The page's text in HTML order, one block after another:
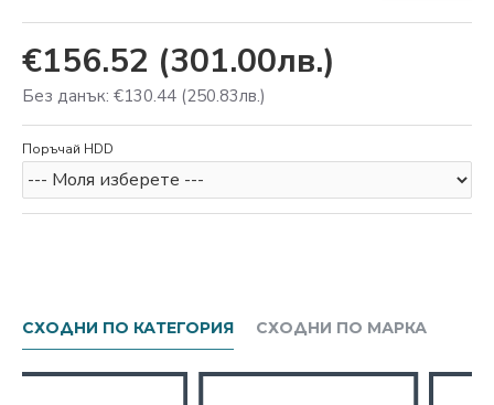
€156.52 (301.00лв.)
Без данък: €130.44 (250.83лв.)
Поръчай HDD
СХОДНИ ПО КАТЕГОРИЯ СХОДНИ ПО МАРКА